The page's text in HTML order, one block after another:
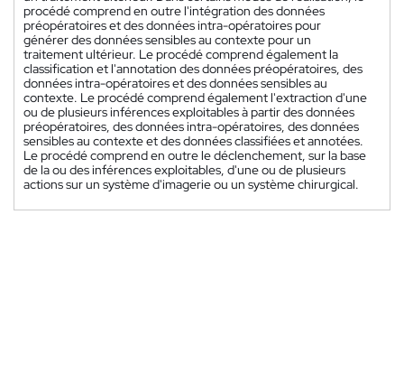
procédé comprend en outre l'intégration des données
préopératoires et des données intra-opératoires pour
générer des données sensibles au contexte pour un
traitement ultérieur. Le procédé comprend également la
classification et l'annotation des données préopératoires, des
données intra-opératoires et des données sensibles au
contexte. Le procédé comprend également l'extraction d'une
ou de plusieurs inférences exploitables à partir des données
préopératoires, des données intra-opératoires, des données
sensibles au contexte et des données classifiées et annotées.
Le procédé comprend en outre le déclenchement, sur la base
de la ou des inférences exploitables, d'une ou de plusieurs
actions sur un système d'imagerie ou un système chirurgical.